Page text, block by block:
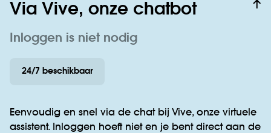
Via Vive, onze chatbot
Inloggen is niet nodig
24/7 beschikbaar
Eenvoudig en snel via de chat bij Vive, onze virtuele
assistent. Inloggen hoeft niet en je bent direct aan de